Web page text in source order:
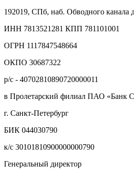
192019, СПб, наб. Обводного канала
ИНН 7813521281 КПП 781101001
ОГРН 1117847548664
ОКПО 30687322
р/с - 40702810890720000011
в Пролетарский филиал ПАО «Банк
г. Санкт-Петербург
БИК 044030790
к/с 30101810900000000790
Генеральный директор